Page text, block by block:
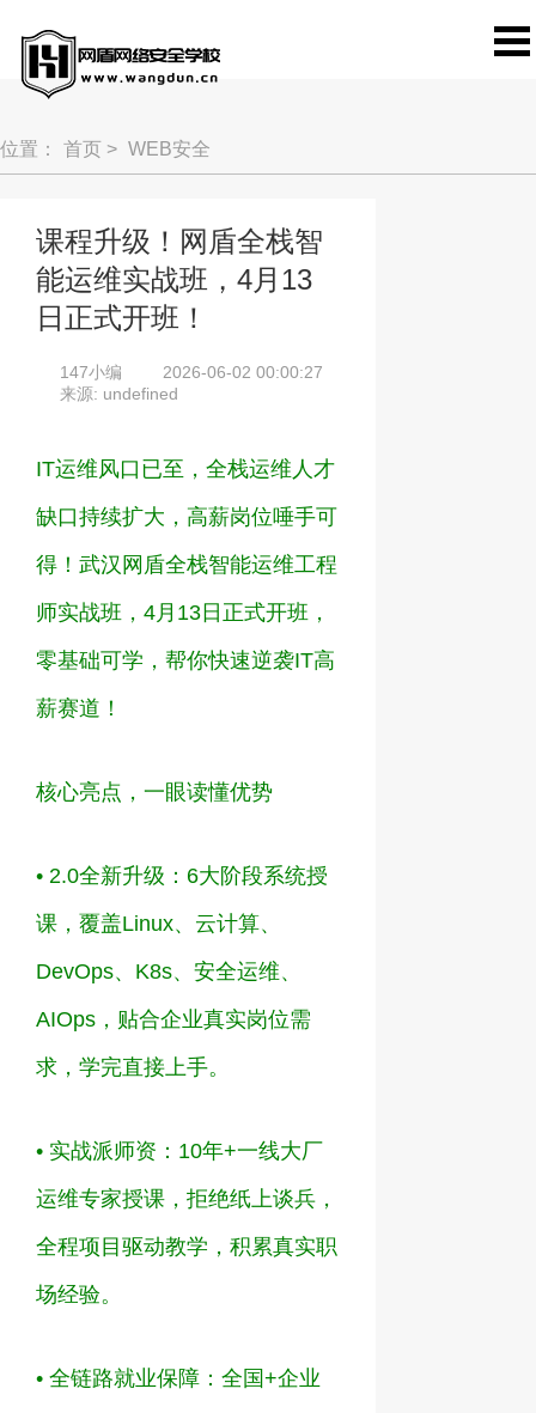
位置： 首页 > WEB安全
课程升级！网盾全栈智
能运维实战班，4月13
日正式开班！
147小编
2026-06-02 00:00:27
来源: undefined
IT运维风口已至，全栈运维人才
缺口持续扩大，高薪岗位唾手可
得！武汉网盾全栈智能运维工程
师实战班 ， 4月 13 日正式开班 ，
零基础可学，帮你快速逆袭IT高
薪赛道！
核心亮点，一眼读懂优势
• 2.0全新升级 ： 6大阶段系统授
课，覆盖Linux、云计算、
DevOps、 K8s、安全运维、
AIOps ，贴合企业真实岗位需
求，学完直接上手。
• 实战派师资 ： 10年+一线大厂
运维专家授课，拒绝纸上谈兵，
全程项目驱动教学，积累真实职
场经验。
• 全链路就业保障 ：全国+企业